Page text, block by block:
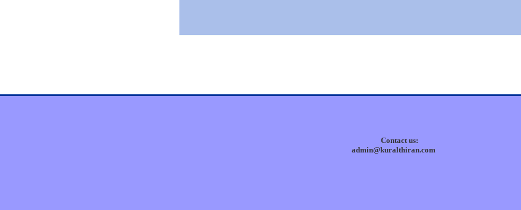
Contact us:
admin@kuralthiran.com